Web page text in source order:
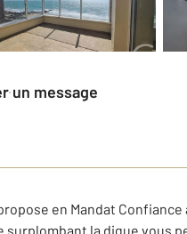
un message
en Mandat
la digue vous